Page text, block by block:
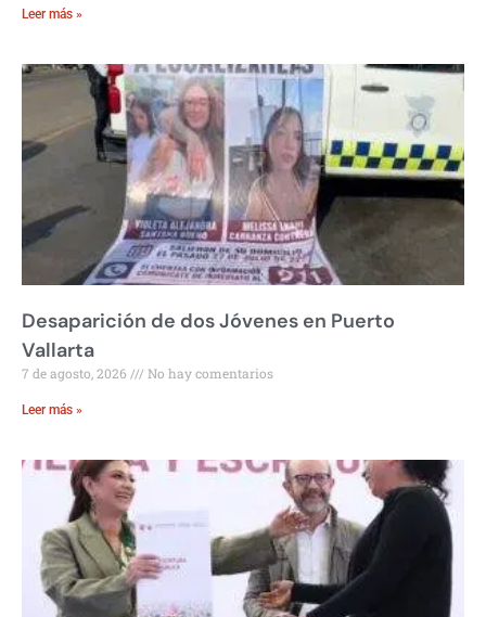
Leer más »
Desaparición de dos Jóvenes en Puerto
Vallarta
7 de agosto, 2026 No hay comentarios
Leer más »